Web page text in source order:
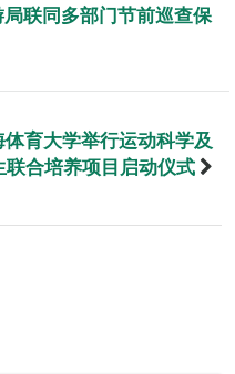
局联同多部门节前巡查保
育大学举行运动科学及
合培养项目启动仪式